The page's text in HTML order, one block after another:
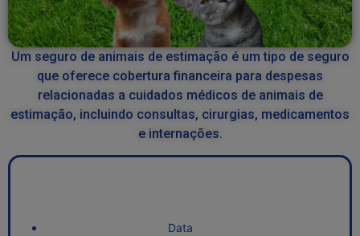
Um seguro de animais de estimação é um tipo de seguro
que oferece cobertura financeira para despesas
relacionadas a cuidados médicos de animais de
estimação, incluindo consultas, cirurgias, medicamentos
e internações.
Data